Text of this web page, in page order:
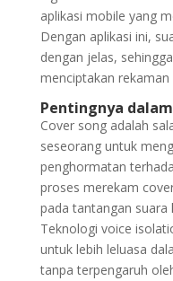
aplikasi mobile yang
Dengan aplikasi ini,
dengan jelas,
menciptakan
Pentingnya
Cover song adalah
seseorang untuk
penghormatan
proses merekam
pada tantangan suara
Teknologi voice
untuk lebih leluasa
tanpa terpengaruh